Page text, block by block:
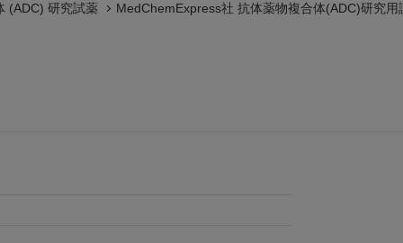
(ADC) 研究試薬
MedChemExpress社 抗体薬物複合体(ADC)研究用